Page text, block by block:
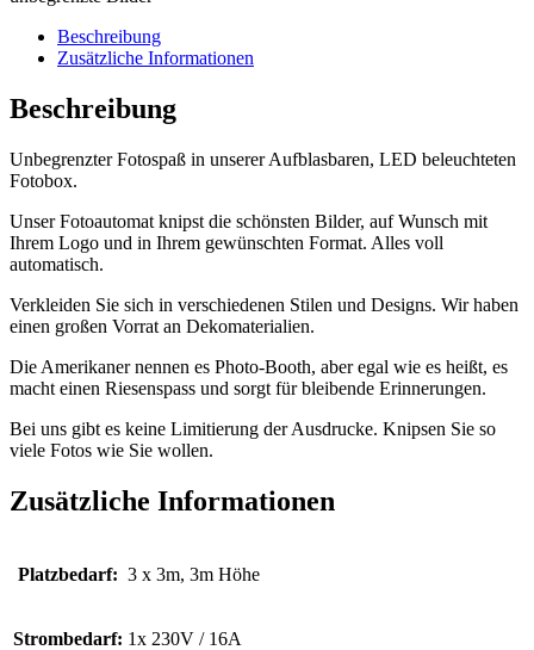
Beschreibung
Zusätzliche Informationen
Beschreibung
Unbegrenzter Fotospaß in unserer Aufblasbaren, LED beleuchteten
Fotobox.
Unser Fotoautomat knipst die schönsten Bilder, auf Wunsch mit
Ihrem Logo und in Ihrem gewünschten Format. Alles voll
automatisch.
Verkleiden Sie sich in verschiedenen Stilen und Designs. Wir haben
einen großen Vorrat an Dekomaterialien.
Die Amerikaner nennen es Photo-Booth, aber egal wie es heißt, es
macht einen Riesenspass und sorgt für bleibende Erinnerungen.
Bei uns gibt es keine Limitierung der Ausdrucke. Knipsen Sie so
viele Fotos wie Sie wollen.
Zusätzliche Informationen
Platzbedarf: 3 x 3m, 3m Höhe
Strombedarf: 1x 230V / 16A